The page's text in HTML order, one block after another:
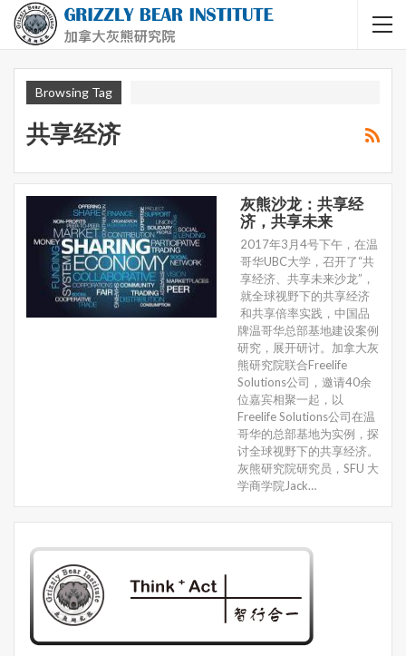
Browsing Tag
共享经济
灰熊沙龙：共享经
济，共享未来
2017年3月4号下午，在温
哥华UBC大学，召开了“共
享经济、共享未来沙龙”，
就全球视野下的共享经济
和共享倍率实践，中国品
牌温哥华总部基地建设案例
研究，展开研讨。加拿大灰
熊研究院联合Freelife
Solutions公司，邀请40余
位嘉宾相聚一起，以
Freelife Solutions公司在温
哥华的总部基地为实例，探
讨全球视野下的共享经济。
灰熊研究院研究员，SFU 大
学商学院Jack…